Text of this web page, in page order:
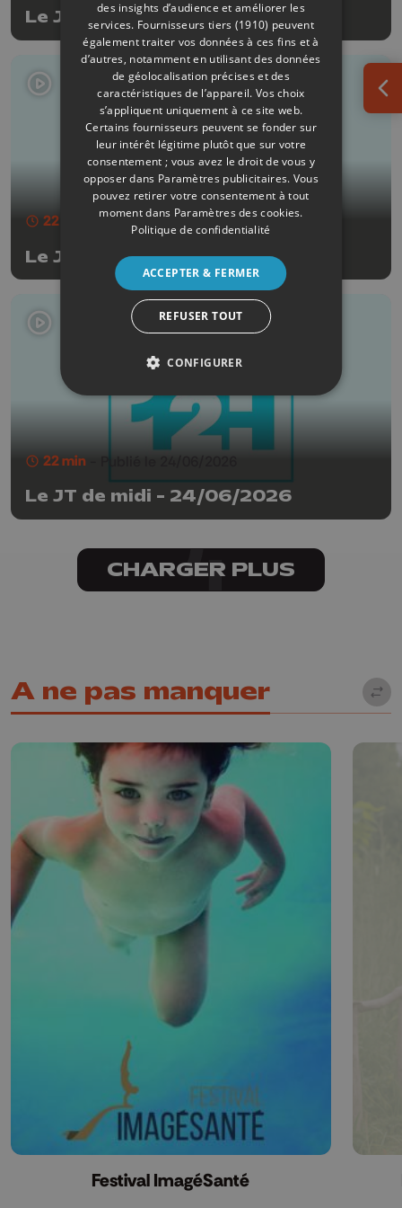
Le JT de midi - 26/06/2026
22 min - Publié le 25/06/2026
Le JT de midi - 25/06/2026
22 min
Le JT de midi - 24/06/2026
CHARGER PLUS
A ne pas manquer
Festival ImagéSanté
des insights d’audience et améliorer les
services. Fournisseurs tiers (1910) peuvent
également traiter vos données à ces fins et à
d’autres, notamment en utilisant des données
de géolocalisation précises et des
caractéristiques de l’appareil. Vos choix
s’appliquent uniquement à ce site web.
Certains fournisseurs peuvent se fonder sur
leur intérêt légitime plutôt que sur votre
consentement ; vous avez le droit de vous y
opposer dans Paramètres publicitaires. Vous
pouvez retirer votre consentement à tout
moment dans Paramètres des cookies.
Politique de confidentialité
ACCEPTER & FERMER
REFUSER TOUT
CONFIGURER